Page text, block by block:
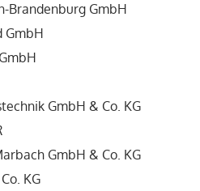
Brandenburg GmbH
GmbH
GmbH & Co. KG
GmbH & Co. KG
KG